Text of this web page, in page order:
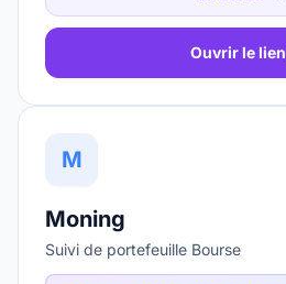
Ouvrir le lien
M
Moning
Suivi de portefeuille Bourse